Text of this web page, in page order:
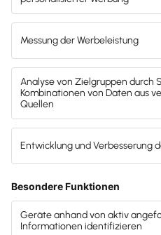
Video: Diese Exporte
Office:
Kategorie:
Lexware Office
Die Zusammenarbeit mit
die unterschiedlichsten
ist es die Datenübernahme
wichtig – deshalb bietet
unterschiedlichsten